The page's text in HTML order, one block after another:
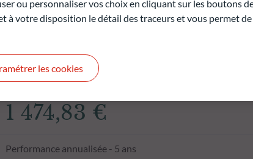
1 474,83 €
Performance annualisée - 5 ans
ou personnaliser vos choix en cliquant sur les boutons
à votre disposition le détail des traceurs et vous permet de
les cookies